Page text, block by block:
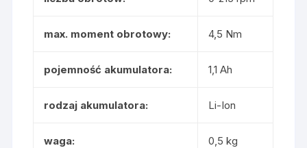
max. moment obrotowy: 4,5 Nm
pojemność akumulatora: 1,1 Ah
rodzaj akumulatora: Li-Ion
waga: 0,5 kg